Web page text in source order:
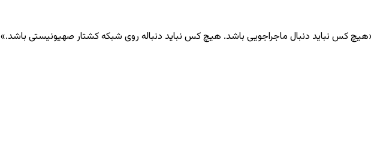
کس نباید دنبال ماجراجویی باشد. هیچ‌ کس نباید دنباله ‌روی شبکه‌ کشتار صهیونیستی باشد.»